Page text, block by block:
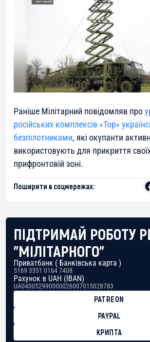
Раніше Мілітарний повідомляв про
російських комплексів «Тор»
безпілотниками, які окупанти
використовують для прикриття
прифронтовій зоні.
Поширити в соцмережах:
ПІДТРИМАЙ РОБОТУ
"МІЛІТАРНОГО"
Приватбанк ( Банківська карта )
5169 3351 0164 7408
Рахунок в UAH (IBAN)
UA043052990000026007015028783
PATREON
PAYPAL
КРИПТА